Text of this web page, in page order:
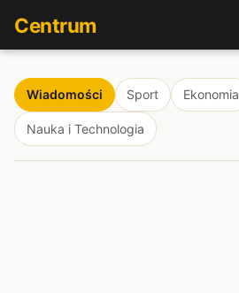
Centrum
Wiadomości Sport Ekonomia
Nauka i Technologia